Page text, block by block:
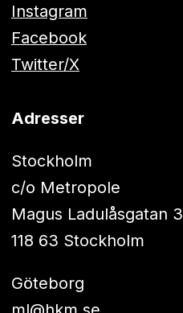
Instagram
Facebook
Twitter/X
Adresser
Stockholm
c/o Metropole
Magus Ladulåsgatan 3
118 63 Stockholm
Göteborg